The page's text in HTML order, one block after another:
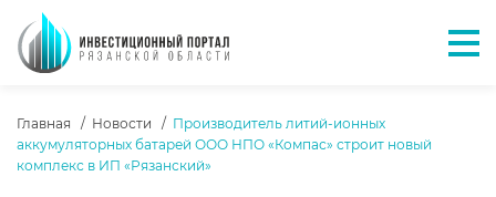
ХЛЕБНЫЕ КРОШКИ
Главная Новости
Производитель литий-ионных
аккумуляторных батарей ООО НПО «Компас» строит новый
комплекс в ИП «Рязанский»